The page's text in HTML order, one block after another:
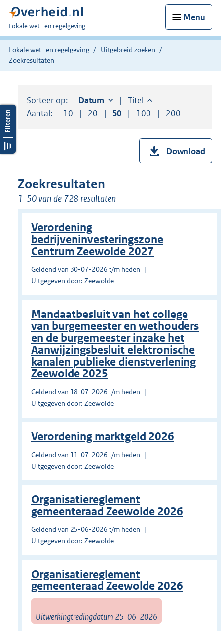
Menu
U
bent
hier:
Lokale wet- en regelgeving
Lokale wet- en regelgeving
Uitgebreid zoeken
Zoekresultaten
Sorteer op: Sorteer op:
Datum oplopendSorteer op:
Titel oplopend
Aantal:
Toon
10 resultaten per pagina
Toon
20 resultaten per pagina
Toon
50 resultaten per pagina
Toon
100 resultaten per
Toon
200
Download
Zoekresultaten
1-50 van de 728 resultaten
Verordening
bedrijveninvesteringszone
Centrum Zeewolde 2027
Geldend van 30-07-2026 t/m heden
Uitgegeven door: Zeewolde
Mandaatbesluit van het college
van burgemeester en wethouders
en de burgemeester inzake het
Aanwijzingsbesluit elektronische
kanalen publieke dienstverlening
Zeewolde 2025
Geldend van 18-07-2026 t/m heden
Uitgegeven door: Zeewolde
Verordening marktgeld 2026
Geldend van 11-07-2026 t/m heden
Uitgegeven door: Zeewolde
Organisatiereglement
gemeenteraad Zeewolde 2026
Geldend van 25-06-2026 t/m heden
Uitgegeven door: Zeewolde
Organisatiereglement
gemeenteraad Zeewolde 2026
Uitwerkingtredingdatum 25-06-2026